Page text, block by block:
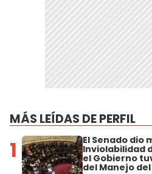
MÁS LEÍDAS DE PERFIL
1 El Senado dio
Inviolabilidad
el Gobierno
del Manejo